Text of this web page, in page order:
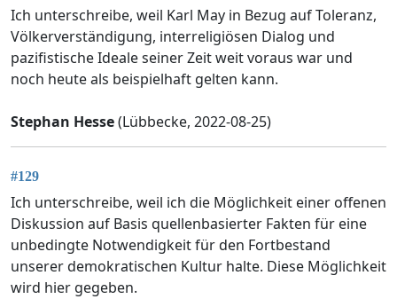
Ich unterschreibe, weil Karl May in Bezug auf Toleranz,
Völkerverständigung, interreligiösen Dialog und
pazifistische Ideale seiner Zeit weit voraus war und
noch heute als beispielhaft gelten kann.
Stephan Hesse(Lübbecke, 2022-08-25)
#129
Ich unterschreibe, weil ich die Möglichkeit einer offenen
Diskussion auf Basis quellenbasierter Fakten für eine
unbedingte Notwendigkeit für den Fortbestand
unserer demokratischen Kultur halte. Diese Möglichkeit
wird hier gegeben.